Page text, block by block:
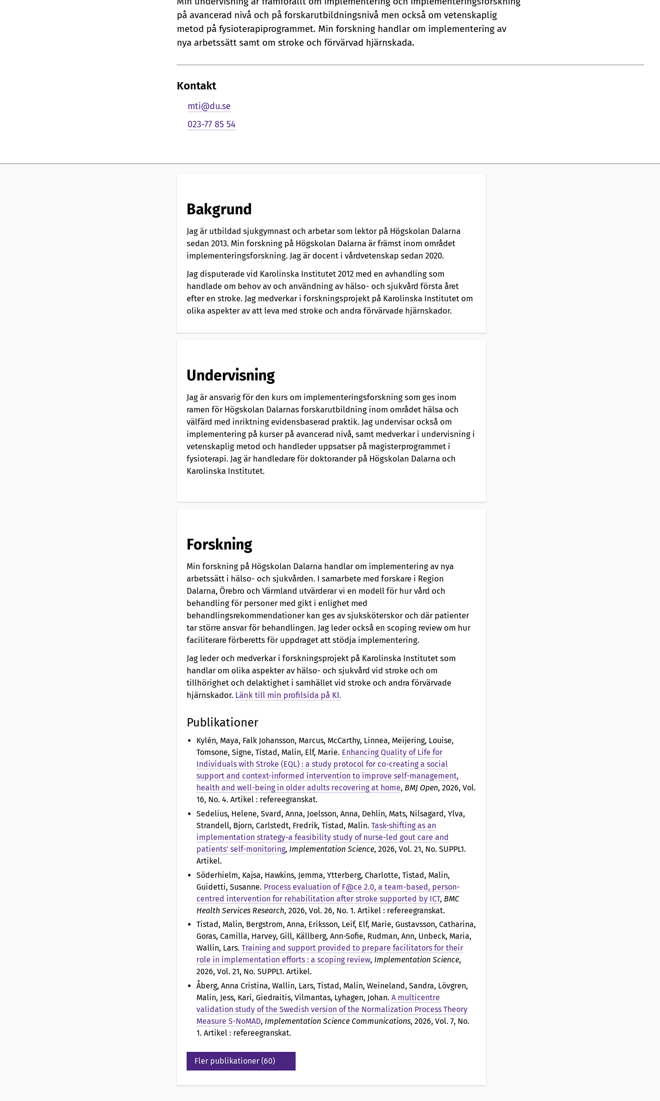
n
l
g
p
s
n
a
o
a
v
på avancerad nivå och på forskarutbildningsnivå men också om vetenskaplig
metod på fysioterapiprogrammet. Min forskning handlar om implementering av
nya arbetssätt samt om stroke och förvärvad hjärnskada.
Kontakt
mti@du.se
023-77 85 54
Bakgrund
Jag är utbildad sjukgymnast och arbetar som lektor på Högskolan Dalarna
sedan 2013. Min forskning på Högskolan Dalarna är främst inom området
implementeringsforskning. Jag är docent i vårdvetenskap sedan 2020.
Jag disputerade vid Karolinska Institutet 2012 med en avhandling som
handlade om behov av och användning av hälso- och sjukvård första året
efter en stroke. Jag medverkar i forskningsprojekt på Karolinska Institutet om
olika aspekter av att leva med stroke och andra förvärvade hjärnskador.
Undervisning
Jag är ansvarig för den kurs om implementeringsforskning som ges inom
ramen för Högskolan Dalarnas forskarutbildning inom området hälsa och
välfärd med inriktning evidensbaserad praktik. Jag undervisar också om
implementering på kurser på avancerad nivå, samt medverkar i undervisning i
vetenskaplig metod och handleder uppsatser på magisterprogrammet i
fysioterapi. Jag är handledare för doktorander på Högskolan Dalarna och
Karolinska Institutet.
Forskning
Min forskning på Högskolan Dalarna handlar om implementering av nya
arbetssätt i hälso- och sjukvården. I samarbete med forskare i Region
Dalarna, Örebro och Värmland utvärderar vi en modell för hur vård och
behandling för personer med gikt i enlighet med
behandlingsrekommendationer kan ges av sjuksköterskor och där patienter
tar större ansvar för behandlingen. Jag leder också en scoping review om hur
faciliterare förberetts för uppdraget att stödja implementering.
Jag leder och medverkar i forskningsprojekt på Karolinska Institutet som
handlar om olika aspekter av hälso- och sjukvård vid stroke och om
tillhörighet och delaktighet i samhället vid stroke och andra förvärvade
hjärnskador. Länk till min profilsida på KI.
Publikationer
Kylén, Maya, Falk Johansson, Marcus, McCarthy, Linnea, Meijering, Louise,
Tomsone, Signe, Tistad, Malin, Elf, Marie. Enhancing Quality of Life for
Individuals with Stroke (EQL) : a study protocol for co-creating a social
support and context-informed intervention to improve self-management,
health and well-being in older adults recovering at home, BMJ Open, 2026, Vol.
16, No. 4. Artikel : refereegranskat.
Sedelius, Helene, Svard, Anna, Joelsson, Anna, Dehlin, Mats, Nilsagard, Ylva,
Strandell, Bjorn, Carlstedt, Fredrik, Tistad, Malin. Task-shifting as an
implementation strategy-a feasibility study of nurse-led gout care and
patients' self-monitoring, Implementation Science, 2026, Vol. 21, No. SUPPL1.
Artikel.
Söderhielm, Kajsa, Hawkins, Jemma, Ytterberg, Charlotte, Tistad, Malin,
Guidetti, Susanne. Process evaluation of F@ce 2.0, a team-based, person-
centred intervention for rehabilitation after stroke supported by ICT, BMC
Health Services Research, 2026, Vol. 26, No. 1. Artikel : refereegranskat.
Tistad, Malin, Bergstrom, Anna, Eriksson, Leif, Elf, Marie, Gustavsson, Catharina,
Goras, Camilla, Harvey, Gill, Källberg, Ann-Sofie, Rudman, Ann, Unbeck, Maria,
Wallin, Lars. Training and support provided to prepare facilitators for their
role in implementation efforts : a scoping review, Implementation Science,
2026, Vol. 21, No. SUPPL1. Artikel.
Åberg, Anna Cristina, Wallin, Lars, Tistad, Malin, Weineland, Sandra, Lövgren,
Malin, Jess, Kari, Giedraitis, Vilmantas, Lyhagen, Johan. A multicentre
validation study of the Swedish version of the Normalization Process Theory
Measure S-NoMAD, Implementation Science Communications, 2026, Vol. 7, No.
1. Artikel : refereegranskat.
Fler publikationer (60)